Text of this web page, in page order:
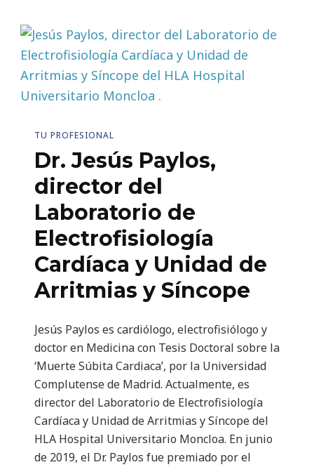
TU PROFESIONAL
Dr. Jesús Paylos,
director del
Laboratorio de
Electrofisiología
Cardíaca y Unidad de
Arritmias y Síncope
Jesús Paylos es cardiólogo, electrofisiólogo y
doctor en Medicina con Tesis Doctoral sobre la
‘Muerte Súbita Cardiaca’, por la Universidad
Complutense de Madrid. Actualmente, es
director del Laboratorio de Electrofisiología
Cardíaca y Unidad de Arritmias y Síncope del
HLA Hospital Universitario Moncloa. En junio
de 2019, el Dr. Paylos fue premiado por el